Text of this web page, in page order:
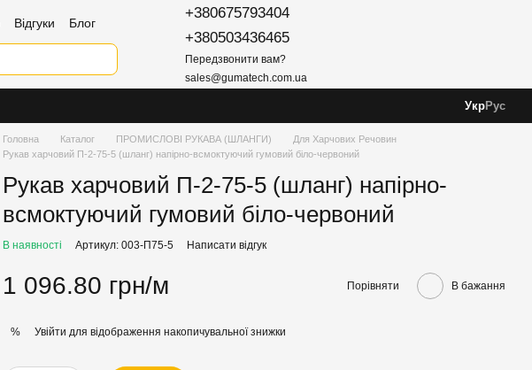
Відгуки
Блог
+380675793404
+380503436465
Передзвонити вам?
sales@gumatech.com.ua
УкрРус
Головна Каталог ПРОМИСЛОВІ РУКАВА (ШЛАНГИ)
Для Харчових Речовин
Рукав харчовий П-2-75-5 (шланг) напірно-всмоктуючий гумовий біло-червоний
Рукав харчовий П-2-75-5 (шланг) напірно-
всмоктуючий гумовий біло-червоний
В наявності Артикул: 003-П75-5 Написати відгук
1 096.80 грн/м Порівняти В бажання
% Увійти для відображення накопичувальної знижки